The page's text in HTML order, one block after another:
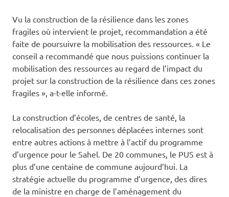
Vu la construction de la résilience dans les zones
fragiles où intervient le projet, recommandation a été
faite de poursuivre la mobilisation des ressources. « Le
conseil a recommandé que nous puissions continuer la
mobilisation des ressources au regard de l’impact du
projet sur la construction de la résilience dans ces zones
fragiles », a-t-elle informé.
La construction d’écoles, de centres de santé, la
relocalisation des personnes déplacées internes sont
entre autres actions à mettre à l’actif du programme
d’urgence pour le Sahel. De 20 communes, le PUS est à
plus d’une centaine de commune aujourd’hui. La
stratégie actuelle du programme d’urgence, des dires
de la ministre en charge de l’aménagement du